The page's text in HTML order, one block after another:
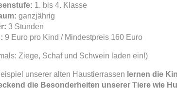
1. bis 4. Klasse
ganzjährig
3 Stunden
9 Euro pro Kind / Mindestpreis 160 Euro
Ziege, Schaf und Schwein laden ein!)
unserer alten Haustierrassen lernen die
die Besonderheiten unserer Tiere wie